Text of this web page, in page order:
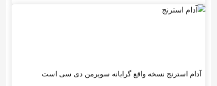
آدام استرنج نسخه واقع گرایانه سوپرمن دی سی است